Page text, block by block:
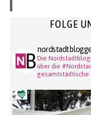
FOLGE
Die
über die
gesamtstädtische